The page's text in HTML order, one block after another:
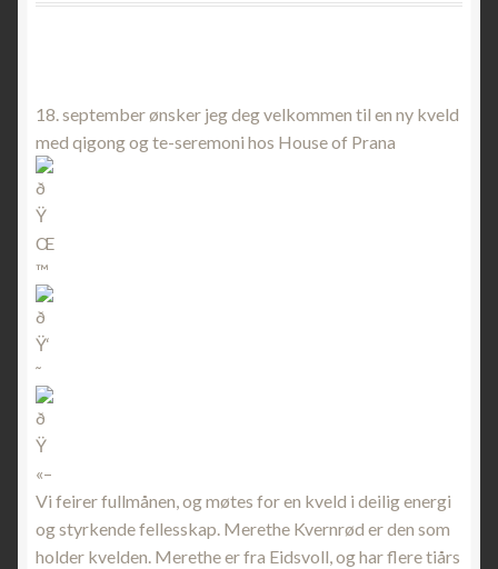
18. september ønsker jeg deg velkommen til en ny kveld
med qigong og te-seremoni hos House of Prana
Vi feirer fullmånen, og møtes for en kveld i deilig energi
og styrkende fellesskap. Merethe Kvernrød er den som
holder kvelden. Merethe er fra Eidsvoll, og har flere tiårs